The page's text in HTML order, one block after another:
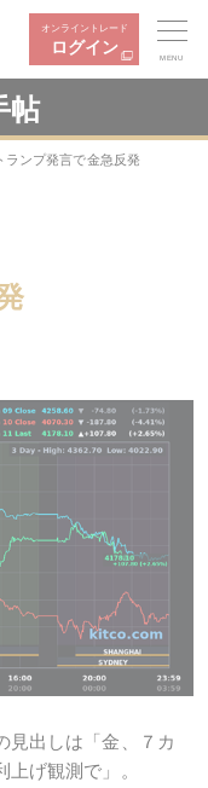
オンライントレード
ログイン
MENU
帖
ランプ発言で金急反発
見出しは「金、７カ
げ観測で」。